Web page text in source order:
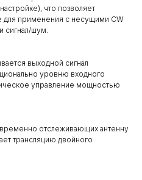
что позволяет
для применения с несущими CW
сигнал/шум.
выходной сигнал
уровню входного
управление мощностью
отслеживающих антенну
трансляцию двойного